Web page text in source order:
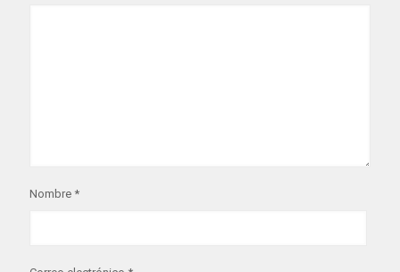
Nombre *